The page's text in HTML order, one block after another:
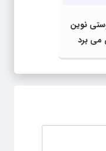
پچ پوستی نوین
می‌ برد